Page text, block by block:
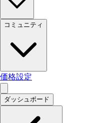
コミュニティ
価格設定
ダッシュボード